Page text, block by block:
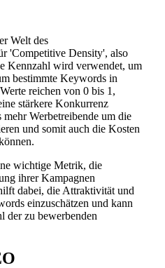
Welt des
'Competitive Density', also
Kennzahl wird verwendet, um
bestimmte Keywords in
reichen von 0 bis 1,
stärkere Konkurrenz
Werbetreibende um die
und somit auch die Kosten
wichtige Metrik, die
ihrer Kampagnen
dabei, die Attraktivität und
einzuschätzen und kann
der zu bewerbenden